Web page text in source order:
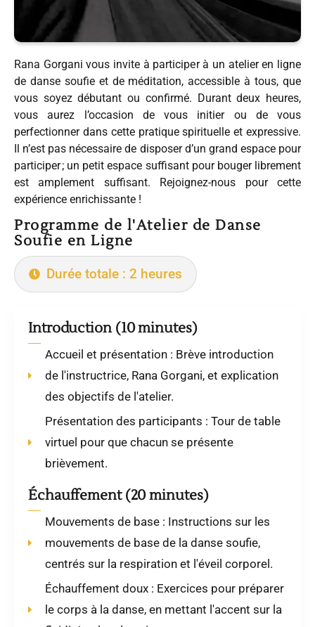
Rana Gorgani vous invite à participer à un atelier en ligne
de danse soufie et de méditation, accessible à tous, que
vous soyez débutant ou confirmé. Durant deux heures,
vous aurez l’occasion de vous initier ou de vous
perfectionner dans cette pratique spirituelle et expressive.
Il n’est pas nécessaire de disposer d’un grand espace pour
participer ; un petit espace suffisant pour bouger librement
est amplement suffisant. Rejoignez-nous pour cette
expérience enrichissante !
Programme de l'Atelier de Danse
Soufie en Ligne
Durée totale : 2 heures
Introduction (10 minutes)
Accueil et présentation : Brève introduction
de l'instructrice, Rana Gorgani, et explication
des objectifs de l'atelier.
Présentation des participants : Tour de table
virtuel pour que chacun se présente
brièvement.
Échauffement (20 minutes)
Mouvements de base : Instructions sur les
mouvements de base de la danse soufie,
centrés sur la respiration et l'éveil corporel.
Échauffement doux : Exercices pour préparer
le corps à la danse, en mettant l'accent sur la